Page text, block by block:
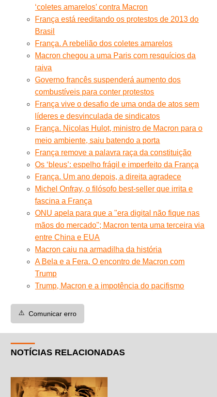
‘coletes amarelos’ contra Macron
França está reeditando os protestos de 2013 do
Brasil
França. A rebelião dos coletes amarelos
Macron chegou a uma Paris com resquícios da
raiva
Governo francês suspenderá aumento dos
combustíveis para conter protestos
França vive o desafio de uma onda de atos sem
líderes e desvinculada de sindicatos
França. Nicolas Hulot, ministro de Macron para o
meio ambiente, saiu batendo a porta
França remove a palavra raça da constituição
Os ‘bleus’: espelho frágil e imperfeito da França
França. Um ano depois, a direita agradece
Michel Onfray, o filósofo best-seller que irrita e
fascina a França
ONU apela para que a "era digital não fique nas
mãos do mercado"; Macron tenta uma terceira via
entre China e EUA
Macron caiu na armadilha da história
A Bela e a Fera. O encontro de Macron com
Trump
Trump, Macron e a impotência do pacifismo
⚠️ Comunicar erro
NOTÍCIAS RELACIONADAS